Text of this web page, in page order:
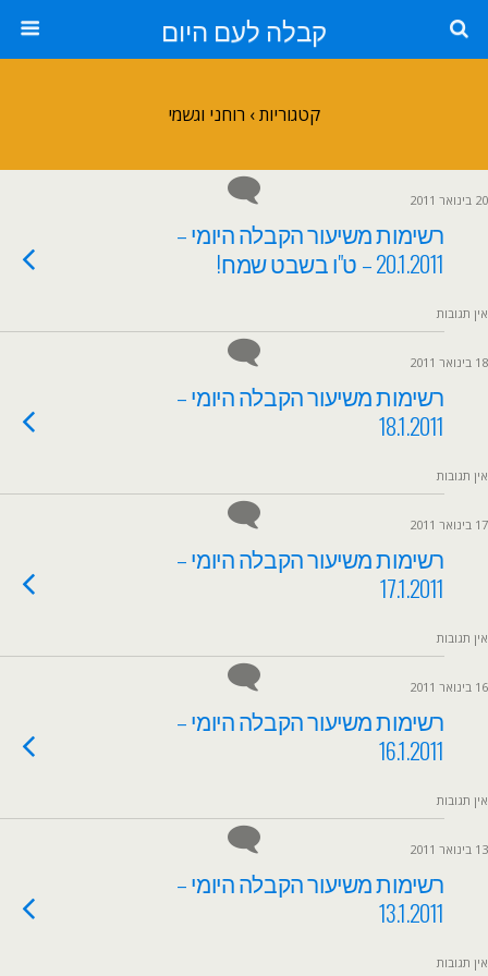
קבלה לעם היום
קטגוריות › רוחני וגשמי
20 בינואר 2011
רשימות משיעור הקבלה היומי –
20.1.2011 – ט"ו בשבט שמח!
אין תגובות
18 בינואר 2011
רשימות משיעור הקבלה היומי –
18.1.2011
אין תגובות
17 בינואר 2011
רשימות משיעור הקבלה היומי –
17.1.2011
אין תגובות
16 בינואר 2011
רשימות משיעור הקבלה היומי –
16.1.2011
אין תגובות
13 בינואר 2011
רשימות משיעור הקבלה היומי –
13.1.2011
אין תגובות